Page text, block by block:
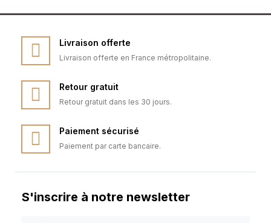
Livraison offerte
Livraison offerte en France métropolitaine.
Retour gratuit
Retour gratuit dans les 30 jours.
Paiement sécurisé
Paiement par carte bancaire.
S'inscrire à notre newsletter